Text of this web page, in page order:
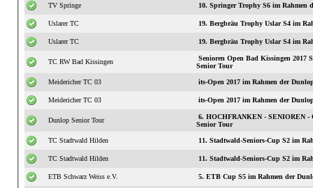
TV Springe 10. Springer Trophy S6 im Rahmen
Uslarer TC 19. Bergbräu Trophy Uslar S4 im
Uslarer TC 19. Bergbräu Trophy Uslar S4 im
TC RW Bad Kissingen
Senioren Open Bad Kissingen 2017
Senior Tour
Meidericher TC 03 its-Open 2017 im Rahmen der
Meidericher TC 03 its-Open 2017 im Rahmen der
Dunlop Senior Tour
6. HOCHFRANKEN - SENIOREN -
Senior Tour
TC Stadtwald Hilden 11. Stadtwald-
TC Stadtwald Hilden 11. Stadtwald-
ETB Schwarz Weiss e.V. 5. ETB Cup S5 im Rahmen der